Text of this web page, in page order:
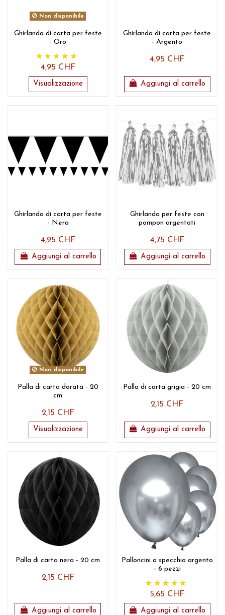
Non disponibile
Ghirlanda di carta per feste
- Oro
4,95 CHF
Visualizzazione
Ghirlanda di carta per feste
- Argento
4,95 CHF
Aggiungi al carrello
Ghirlanda di carta per feste
- Nera
4,95 CHF
Aggiungi al carrello
Ghirlanda per feste con
pompon argentati
4,75 CHF
Aggiungi al carrello
Non disponibile
Palla di carta dorata - 20
cm
2,15 CHF
Visualizzazione
Palla di carta grigia - 20 cm
2,15 CHF
Aggiungi al carrello
Palla di carta nera - 20 cm
2,15 CHF
Aggiungi al carrello
Palloncini a specchio argento
- 6 pezzi
5,65 CHF
Aggiungi al carrello